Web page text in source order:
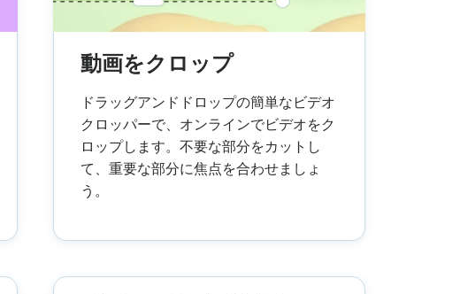
See all →
動画をクロップ
ドラッグアンドドロップの簡単なビデオ
クロッパーで、オンラインでビデオをク
ロップします。不要な部分をカットし
て、重要な部分に焦点を合わせましょ
う。